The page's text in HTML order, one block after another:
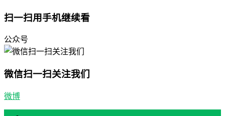
扫一扫用手机继续看
公众号
微信扫一扫关注我们
微博